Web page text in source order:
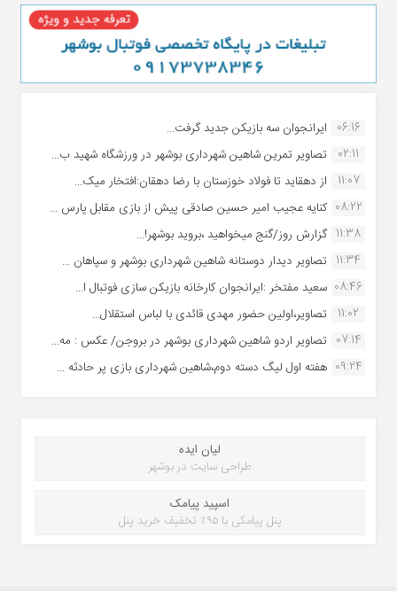
06:16 ایرانجوان سه بازیکن جدید گرفت...
02:11
تصاویر تمرین شاهین شهردارى بوشهر در ورزشگاه شهید ب...
11:07
از دهقاید تا فولاد خوزستان با رضا دهقان:افتخار میک...
08:22 کنایه عجیب امیر حسین صادقی پیش از بازی مقابل پارس ...
11:38 گزارش روز/گنج میخواهید ،بروید بوشهر!...
11:34 تصاویر دیدار دوستانه شاهین شهردارى بوشهر و سپاهان ...
08:46 سعید مفتخر :ایرانجوان کارخانه بازیکن سازی فوتبال ا...
11:02
تصاویر،اولین حضور مهدی قائدی با لباس استقلال...
07:14 تصاویر اردو شاهین شهرداری بوشهر در بروجن/ عکس : مه...
09:24 هفته اول لیگ دسته دوم،شاهین شهرداری بازی پر حادثه ...
لیان ایده
طراحی سایت در بوشهر
اسپید پیامک
پنل پیامکی با ۹۵٪ تخفیف خرید پنل